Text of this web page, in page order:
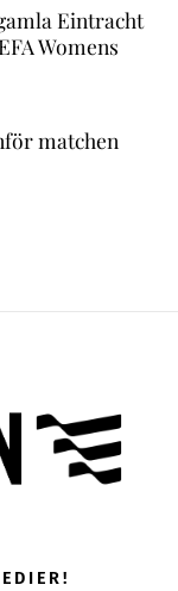
Eintracht
Womens
matchen